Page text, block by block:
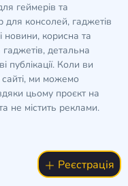
геймерів та
для консолей, гаджетів
новини, корисна та
гаджетів, детальна
публікації. Коли ви
ми можемо
цьому проєкт на
не містить реклами.
Реєстрація